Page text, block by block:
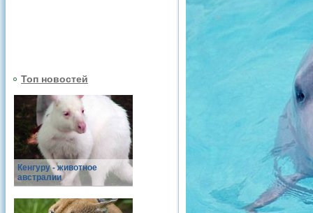
Топ новостей
Кенгуру - животное
австралии